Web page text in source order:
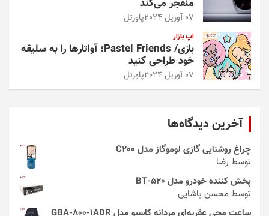
منفجر می‌کند
07 آوریل 2024 پاورتل
اپ بازار
بازی/ Pastel Friends؛ آواتارها را به سلیقه
خود طراحی کنید
07 آوریل 2024 پاورتل
آخرین دیدگاه‌ها
چراغ روشنایی گازی لوموگاز مدل C200
توسط رضا
پخش کننده خودرو مدل 520-BT
توسط محسن پاشایی